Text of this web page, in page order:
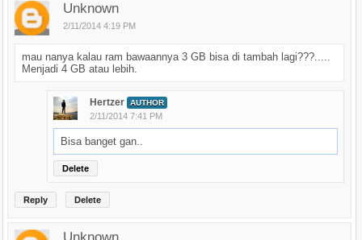
Unknown
2/11/2014 4:19 PM
mau nanya kalau ram bawaannya 3 GB bisa di tambah lagi???.....
Menjadi 4 GB atau lebih.
Hertzer AUTHOR
2/11/2014 7:41 PM
Bisa banget gan..
Delete
Reply Delete